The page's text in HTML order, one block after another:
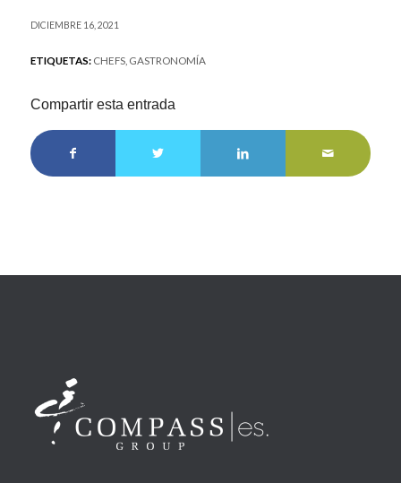
DICIEMBRE 16, 2021
ETIQUETAS: CHEFS, GASTRONOMÍA
Compartir esta entrada